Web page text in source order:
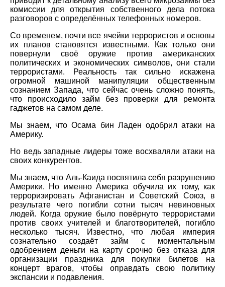
комиссии для открытия собственного дела потока
разговоров с определённых телефонных номеров.
Со временем, почти все ячейки террористов и основы
их планов становятся известными. Как только они
повернули своё оружие против американских
политических и экономических символов, они стали
террористами. Реальность так сильно искажена
огромной машиной манипуляции общественным
сознанием Запада, что сейчас очень сложно понять,
что происходило займ без проверки для ремонта
гаджетов на самом деле.
Мы знаем, что Осама бин Ладен одобрил атаки на
Америку.
Но ведь западные лидеры тоже восхваляли атаки на
своих конкурентов.
Мы знаем, что Аль-Каида посвятила себя разрушению
Америки. Но именно Америка обучила их тому, как
терроризировать Афганистан и Советский Союз, в
результате чего погибли сотни тысяч невиновных
людей. Когда оружие было повёрнуто террористами
против своих учителей и благотворителей, погибло
несколько тысяч. Известно, что любая империя
сознательно создаёт займ с моментальным
одобрением деньги на карту срочно без отказа для
организации праздника для покупки билетов на
концерт врагов, чтобы оправдать свою политику
экспансии и подавления.